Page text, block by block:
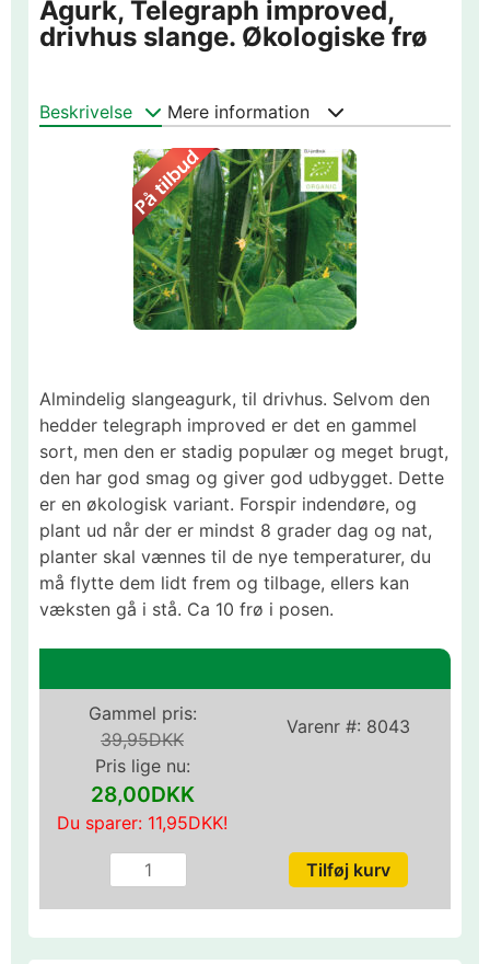
Agurk, Telegraph improved,
drivhus slange. Økologiske frø
Beskrivelse Mere information
Almindelig slangeagurk, til drivhus. Selvom den
hedder telegraph improved er det en gammel
sort, men den er stadig populær og meget brugt,
den har god smag og giver god udbygget. Dette
er en økologisk variant. Forspir indendøre, og
plant ud når der er mindst 8 grader dag og nat,
planter skal vænnes til de nye temperaturer, du
må flytte dem lidt frem og tilbage, ellers kan
væksten gå i stå. Ca 10 frø i posen.
Varenr #: 8043
Gammel pris:
39,95DKK
Pris lige nu:
28,00DKK
Du sparer: 11,95DKK!